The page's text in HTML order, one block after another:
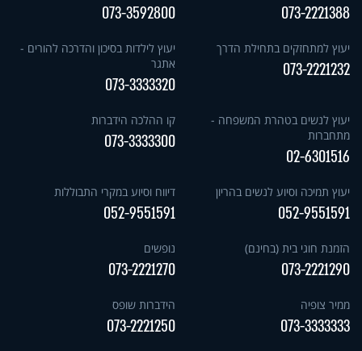
073-2221388
073-3592800
יעוץ למתחזקים בתחילת הדרך
073-2221232
יעוץ לילדות בסיכון והדרכה להורים -
אתגר
073-3333320
יעוץ לנשים בטהרת המשפחה -
מתחברות
02-6301516
קו ההלכה הידברות
073-3333300
יעוץ תמיכה וסיוע לנשים בהריון
052-9551591
דיווח וסיוע במקרי התבוללות
052-9551591
הזמנת חוגי בית (בחינם)
073-2221290
נופשים
073-2221270
ממיר צופיה
073-3333333
הידברות שופס
073-2221250